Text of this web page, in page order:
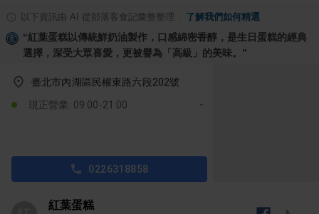
以下資訊由 AI 從部落客食記彙整整理 了解我們如何精選
“紅葉蛋糕以傳統鮮奶油製作，口感綿密香醇，是生日蛋糕的經典
選擇，深受大眾喜愛，更被譽為「高級」的美味。 ”
臺北市內湖區民權東路六段202號
現正營業: 09:00-21:00
0226318858
紅葉蛋糕